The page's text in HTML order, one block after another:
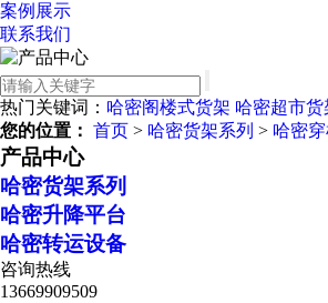
案例展示
联系我们
热门关键词： 哈密阁楼式货架 哈密超市货
您的位置： 首页 > 哈密货架系列 > 哈密
产品中心
哈密货架系列
哈密升降平台
哈密转运设备
咨询热线
13669909509